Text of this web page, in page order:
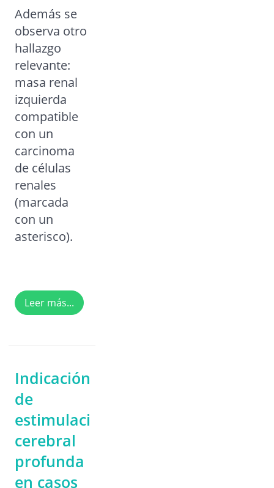
Además se
observa otro
hallazgo
relevante:
masa renal
izquierda
compatible
con un
carcinoma
de células
renales
(marcada
con un
asterisco).
Leer más...
Indicación
de
estimulación
cerebral
profunda
en casos